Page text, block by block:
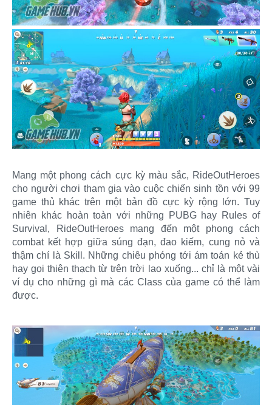
Mang một phong cách cực kỳ màu sắc, RideOutHeroes
cho người chơi tham gia vào cuộc chiến sinh tồn với 99
game thủ khác trên một bản đồ cực kỳ rộng lớn. Tuy
nhiên khác hoàn toàn với những PUBG hay Rules of
Survival, RideOutHeroes mang đến một phong cách
combat kết hợp giữa súng đạn, đao kiếm, cung nỏ và
thậm chí là Skill. Những chiêu phóng tới ám toán kẻ thù
hay gọi thiên thạch từ trên trời lao xuống... chỉ là một vài
ví dụ cho những gì mà các Class của game có thể làm
được.